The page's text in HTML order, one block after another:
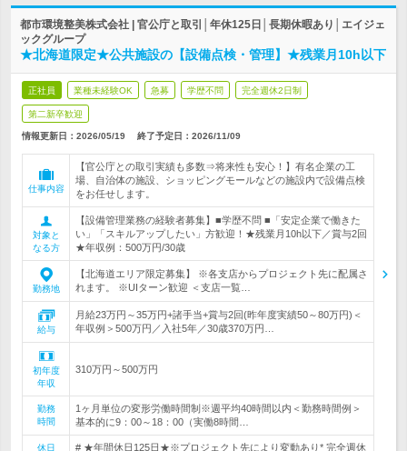
都市環境整美株式会社 | 官公庁と取引│年休125日│長期休暇あり│エイジェ
ックグループ
★北海道限定★公共施設の【設備点検・管理】★残業月10h以下
正社員 業種未経験OK 急募 学歴不問 完全週休2日制
第二新卒歓迎
情報更新日：2026/05/19 終了予定日： 2026/11/09
仕事内容
【官公庁との取引実績も多数⇒将来性も安心！】有名企業の工
場、自治体の施設、ショッピングモールなどの施設内で設備点検
をお任せします。
対象と
なる方
【設備管理業務の経験者募集】■学歴不問 ■「安定企業で働きた
い」「スキルアップしたい」方歓迎！★残業月10h以下／賞与2回
★年収例：500万円/30歳
勤務地
【北海道エリア限定募集】 ※各支店からプロジェクト先に配属さ
れます。 ※UIターン歓迎 ＜支店一覧…
給与
月給23万円～35万円+諸手当+賞与2回(昨年度実績50～80万円)＜
年収例＞500万円／入社5年／30歳370万円…
初年度
年収
310万円～500万円
勤務
時間
1ヶ月単位の変形労働時間制※週平均40時間以内＜勤務時間例＞
基本的に9：00～18：00（実働8時間…
休日
# ★年間休日125日★※プロジェクト先により変動あり* 完全週休